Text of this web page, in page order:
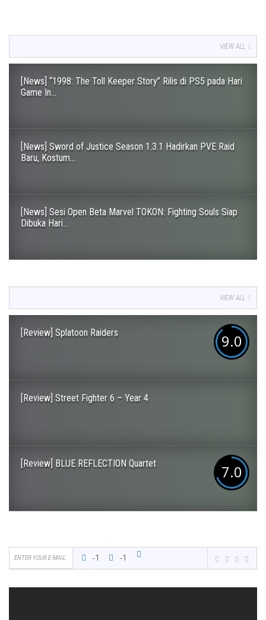
VIEW ALL
[News] “1998: The Toll Keeper Story” Rilis di PS5 pada Hari
Game In...
[News] Sword of Justice Season 1.3.1 Hadirkan PVE Raid
Baru, Kostum...
[News] Sesi Open Beta Marvel TOKON: Fighting Souls Siap
Dibuka Hari...
VIEW ALL
[Review] Splatoon Raiders 9.0
[Review] Street Fighter 6 – Year 4
[Review] BLUE REFLECTION Quartet 7.0
-1 -1